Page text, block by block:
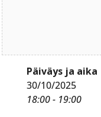
Päiväys ja aika
30/10/2025
18:00 - 19:00